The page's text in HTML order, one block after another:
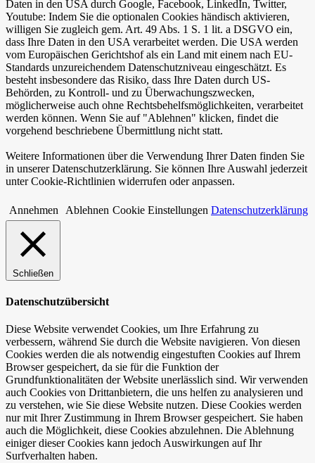
Daten in den USA durch Google, Facebook, LinkedIn, Twitter,
Youtube: Indem Sie die optionalen Cookies händisch aktivieren,
willigen Sie zugleich gem. Art. 49 Abs. 1 S. 1 lit. a DSGVO ein,
dass Ihre Daten in den USA verarbeitet werden. Die USA werden
vom Europäischen Gerichtshof als ein Land mit einem nach EU-
Standards unzureichendem Datenschutzniveau eingeschätzt. Es
besteht insbesondere das Risiko, dass Ihre Daten durch US-
Behörden, zu Kontroll- und zu Überwachungszwecken,
möglicherweise auch ohne Rechtsbehelfsmöglichkeiten, verarbeitet
werden können. Wenn Sie auf "Ablehnen" klicken, findet die
vorgehend beschriebene Übermittlung nicht statt.
Weitere Informationen über die Verwendung Ihrer Daten finden Sie
in unserer Datenschutzerklärung. Sie können Ihre Auswahl jederzeit
unter Cookie-Richtlinien widerrufen oder anpassen.
Annehmen Ablehnen Cookie Einstellungen Datenschutzerklärung
Schließen
Datenschutzübersicht
Diese Website verwendet Cookies, um Ihre Erfahrung zu
verbessern, während Sie durch die Website navigieren. Von diesen
Cookies werden die als notwendig eingestuften Cookies auf Ihrem
Browser gespeichert, da sie für die Funktion der
Grundfunktionalitäten der Website unerlässlich sind. Wir verwenden
auch Cookies von Drittanbietern, die uns helfen zu analysieren und
zu verstehen, wie Sie diese Website nutzen. Diese Cookies werden
nur mit Ihrer Zustimmung in Ihrem Browser gespeichert. Sie haben
auch die Möglichkeit, diese Cookies abzulehnen. Die Ablehnung
einiger dieser Cookies kann jedoch Auswirkungen auf Ihr
Surfverhalten haben.